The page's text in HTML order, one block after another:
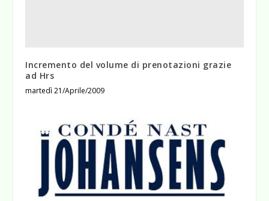
Incremento del volume di prenotazioni grazie
ad Hrs
martedì 21/Aprile/2009